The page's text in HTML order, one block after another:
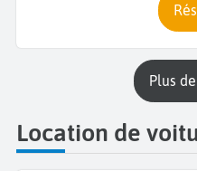
plus
Location de